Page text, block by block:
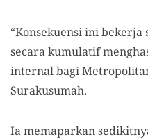
“Konsekuensi ini
secara kumulatif
internal bagi
Surakusumah.
Ia memaparkan